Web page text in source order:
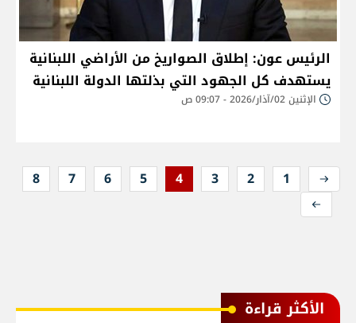
الرئيس عون: إطلاق الصواريخ من الأراضي اللبنانية
يستهدف كل الجهود التي بذلتها الدولة اللبنانية
الإثنين 02/آذار/2026 - 09:07 ص
1
2
3
4
5
6
7
8
الأكثر قراءة